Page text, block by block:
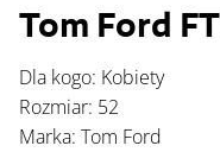
Tom Ford
Dla kogo: Kobiety
Rozmiar: 52
Marka: Tom Ford